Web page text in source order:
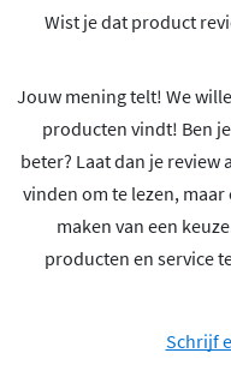
Wist je dat product
Jouw mening telt! We
producten vindt! Ben
beter? Laat dan je review
vinden om te lezen,
maken van een
producten en service
Schrijf